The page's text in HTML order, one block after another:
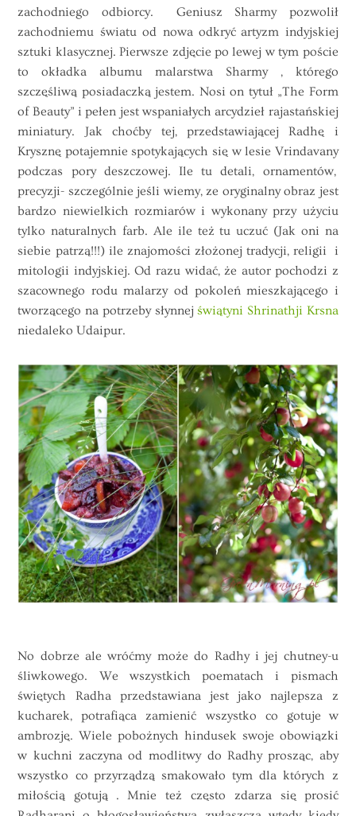
zachodniego odbiorcy. Geniusz Sharmy pozwolił
zachodniemu światu od nowa odkryć artyzm indyjskiej
sztuki klasycznej. Pierwsze zdjęcie po lewej w tym poście
to okładka albumu malarstwa Sharmy , którego
szczęśliwą posiadaczką jestem. Nosi on tytuł „The Form
of Beauty” i pełen jest wspaniałych arcydzieł rajastańskiej
miniatury. Jak choćby tej, przedstawiającej Radhę i
Krysznę potajemnie spotykających się w lesie Vrindavany
podczas pory deszczowej. Ile tu detali, ornamentów,
precyzji- szczególnie jeśli wiemy, ze oryginalny obraz jest
bardzo niewielkich rozmiarów i wykonany przy użyciu
tylko naturalnych farb. Ale ile też tu uczuć (Jak oni na
siebie patrzą!!!) ile znajomości złożonej tradycji, religii i
mitologii indyjskiej. Od razu widać, że autor pochodzi z
szacownego rodu malarzy od pokoleń mieszkającego i
tworzącego na potrzeby słynnejświątyni Shrinathji Krsna
niedaleko Udaipur.
No dobrze ale wróćmy może do Radhy i jej chutney-u
śliwkowego. We wszystkich poematach i pismach
świętych Radha przedstawiana jest jako najlepsza z
kucharek, potrafiąca zamienić wszystko co gotuje w
ambrozję. Wiele pobożnych hindusek swoje obowiązki
w kuchni zaczyna od modlitwy do Radhy prosząc, aby
wszystko co przyrządzą smakowało tym dla których z
miłością gotują . Mnie też często zdarza się prosić